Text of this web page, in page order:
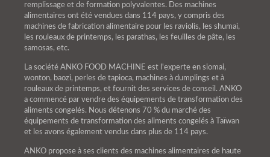
remplissage et de formation polyvalentes. Des machines
alimentaires ont été vendues dans 114 pays, y compris des
machines de fabrication alimentaire pour les raviolis, les shumai,
les rouleaux de printemps, les parathas, les feuilles de pâte, les
samosas, etc.
La société ANKO FOOD MACHINE est l'experte en siomai,
wonton, baozi, perles de tapioca, machines à dumplings et à
rouleaux de printemps, et fournit des services de conseil. ANKO
a commencé par vendre des équipements de transformation des
aliments congelés. Nous détenons 70 % du marché des
équipements de transformation des aliments congelés à Taïwan
et les avons également vendus dans plus de 114 pays.
ANKO propose à ses clients des machines alimentaires de haute